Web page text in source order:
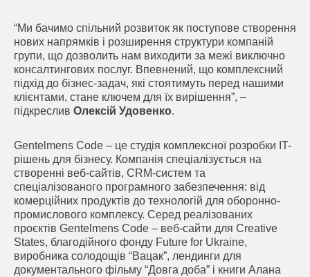
“Ми бачимо спільний розвиток як поступове створення
нових напрямків і розширення структури компаній
групи, що дозволить нам виходити за межі виключно
консалтингових послуг. Впевнений, що комплексний
підхід до бізнес-задач, які стоятимуть перед нашими
клієнтами, стане ключем для їх вирішення”, –
підкреслив Олексій Удовенко.
Gentelmens Code – це студія комплексної розробки IT-
рішень для бізнесу. Компанія спеціалізується на
створенні веб-сайтів, CRM-систем та
спеціалізованого програмного забезпечення: від
комерційних продуктів до технологій для оборонно-
промислового комплексу. Серед реалізованих
проєктів Gentelmens Code – веб-сайти для Creative
States, благодійного фонду Future for Ukraine,
виробника солодощів “Вацак”, лендинги для
документального фільму “Довга доба” і книги Алана